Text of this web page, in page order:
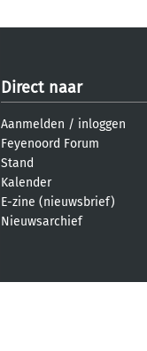
Direct naar
Aanmelden / inloggen
Feyenoord Forum
Stand
Kalender
E-zine (nieuwsbrief)
Nieuwsarchief